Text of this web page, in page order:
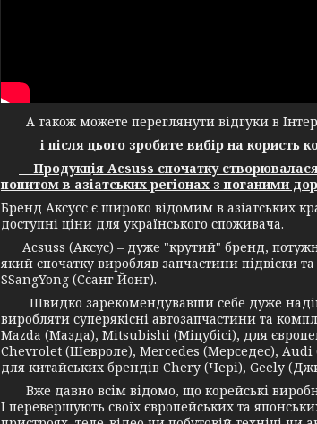
А також можете переглянути відгуки в
і після цього зробите вибір на користь
Продукція Acsuss спочатку
попитом в азіатських регіонах з поганими
Бренд Аксусс є широко відомим в азіатських
доступні ціни для українського споживача.
Acsuss (Аксус) – дуже "крутий" бренд,
який спочатку виробляв запчастини підвіски
SSangYong (Ссанг Йонг).
Швидко зарекомендувавши себе дуже
виробляти суперякісні автозапчастини та
Mazda (Мазда), Mitsubishi (Міцубісі), для
Chevrolet (Шевроле), Mercedes (Мерседес), Audi
для китайських брендів Chery (Чері), Geely
Вже давно всім відомо, що корейські
І перевершують своїх європейських та